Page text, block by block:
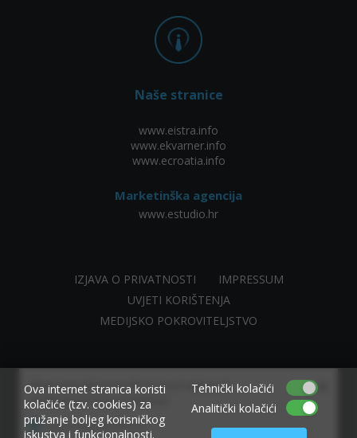
Allow www.ekvarner.info to send web push
notifications to your desktop.
Powered by SendPulse
×
Naše stranice
www.eistra.info
www.ekvarner.info
www.ecroatia.info
Marketinška agencija
www.estudio.hr
IZJAVA O PRIVATNOSTI
IMPRESSUM
UVJETI KORIŠTENJA
MEDIJSKO POKROVITELJSTVO
Ova internet stranica koristi
kolačiće (tzv. cookies) za
pružanje boljeg korisničkog
iskustva i funkcionalnosti.
Tehnički kolačići
Analitički kolačići